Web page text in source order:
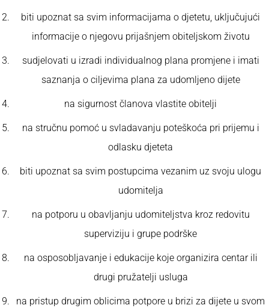
biti upoznat sa svim informacijama o djetetu, uključujući
informacije o njegovu prijašnjem obiteljskom životu
sudjelovati u izradi individualnog plana promjene i imati
saznanja o ciljevima plana za udomljeno dijete
na sigurnost članova vlastite obitelji
na stručnu pomoć u svladavanju poteškoća pri prijemu i
odlasku djeteta
biti upoznat sa svim postupcima vezanim uz svoju ulogu
udomitelja
na potporu u obavljanju udomiteljstva kroz redovitu
superviziju i grupe podrške
na osposobljavanje i edukacije koje organizira centar ili
drugi pružatelji usluga
na pristup drugim oblicima potpore u brizi za dijete u svom